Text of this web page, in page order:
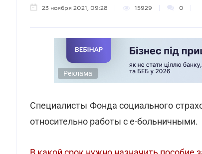
23 ноября 2021, 09:28 15929 0
Реклама
Специалисты Фонда социального
относительно работы с е-больничными.